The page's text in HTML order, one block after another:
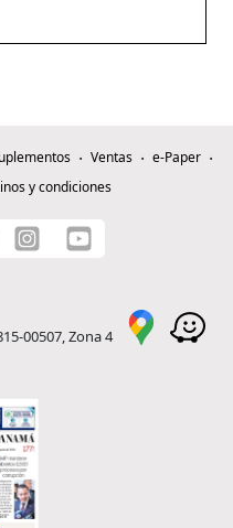
Ventas
e-Paper
y condiciones
00507, Zona 4